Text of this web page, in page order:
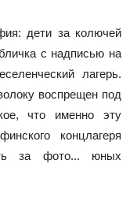
дети за колючей
с надписью на
лагерь.
воспрещен под
что именно эту
концлагеря
за фото... юных